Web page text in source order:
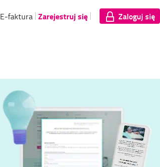
Zaloguj się
E-faktura Zarejestruj się